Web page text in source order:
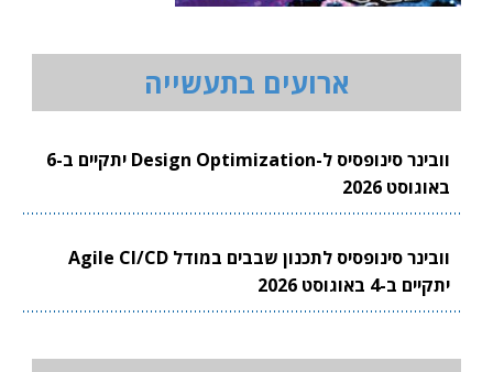
ארועים בתעשייה
וובינר סינופסיס ל-Design Optimization יתקיים ב-6
באוגוסט 2026
וובינר סינופסיס לתכנון שבבים במודל Agile CI/CD
יתקיים ב-4 באוגוסט 2026